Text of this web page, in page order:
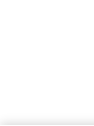
芸術・アート